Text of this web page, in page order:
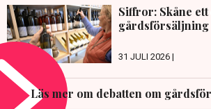
Siffror: Skåne
gårdsförsäljning
31 JULI 2026 |
Läs mer om debatten om